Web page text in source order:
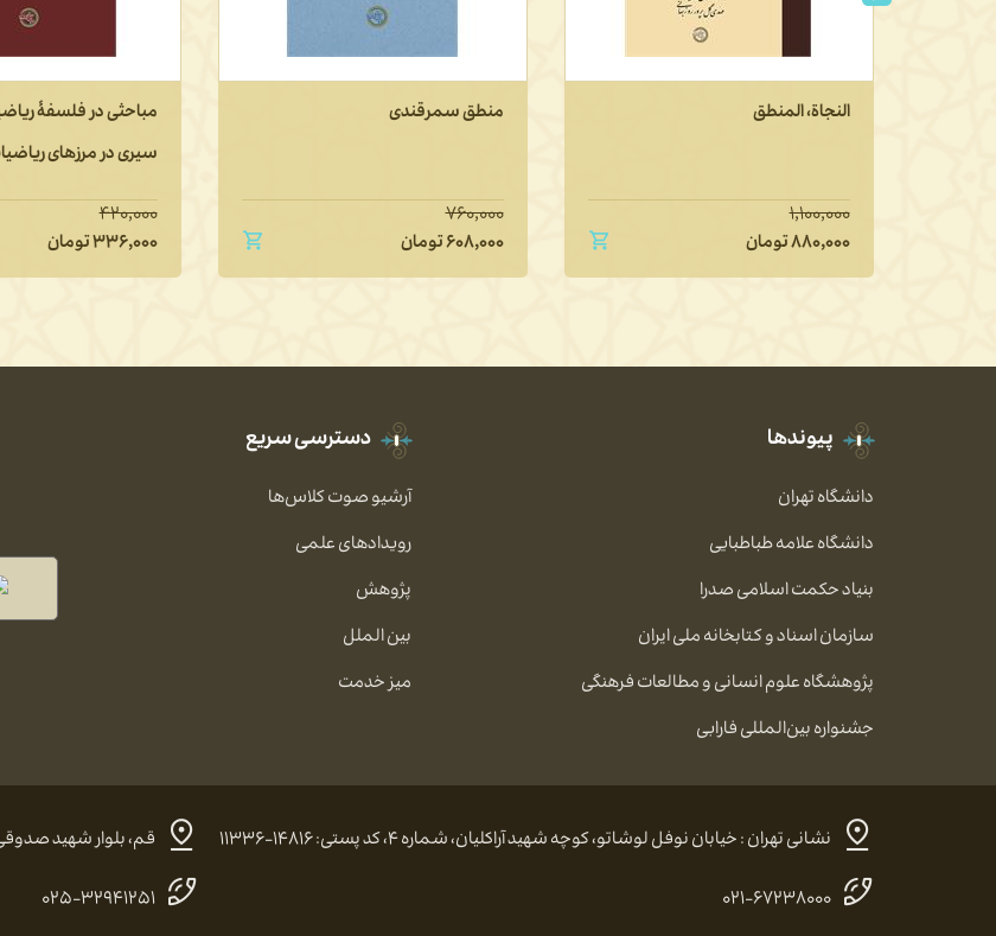
النجاة، المنطق
۱,۱۰۰,۰۰۰
۸۸۰,۰۰۰تومان
منطق سمرقندی
۷۶۰,۰۰۰
۶۰۸,۰۰۰تومان
مباحثی در فلسفۀ
سیری در مرزهای
۴۲۰,۰۰۰
۳۳۶,۰۰۰تومان
پیوندها
دانشگاه تهران
دانشگاه علامه طباطبایی
بنیاد حکمت اسلامی صدرا
سازمان اسناد و کتابخانه ملی ایران
پژوهشگاه علوم انسانی و مطالعات فرهنگی
جشنواره بین‌المللی فارابی
دسترسی سریع
آرشیو صوت کلاس‌ها
رویدادهای علمی
پژوهش
بین الملل
میز خدمت
نشانی تهران : خیابان نوفل لوشاتو، کوچه شهید آراکلیان، شماره ۴، کد پستی: ۱۴۸۱۶-۱۱۳۳۶
۰۲۱-۶۷۲۳۸۰۰۰
قم، بلوار شهید
۰۲۵-۳۲۹۴۱۲۵۱